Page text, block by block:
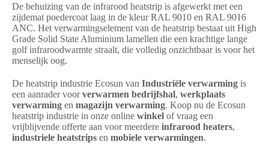
De behuizing van de infrarood heatstrip is afgewerkt met een
zijdemat poedercoat laag in de kleur RAL 9010 en RAL 9016
ANC. Het verwarmingselement van de heatstrip bestaat uit High
Grade Solid State Aluminium lamellen die een krachtige lange
golf infraroodwarmte straalt, die volledig onzichtbaar is voor het
menselijk oog.
De heatstrip industrie Ecosun van Industriële verwarming is
een aanrader voorverwarmen bedrijfshal, werkplaats
verwarming en magazijn verwarming. Koop nu de Ecosun
heatstrip industrie in onze online winkel of vraag een
vrijblijvende offerte aan voor meerdere infrarood heaters,
industriele heatstrips en mobiele verwarmingen.